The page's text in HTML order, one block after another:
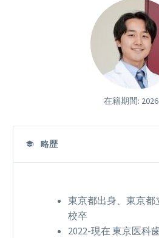
在籍期間:
略歴
東京都出身、東京都
校卒
2022-現在 東京医科